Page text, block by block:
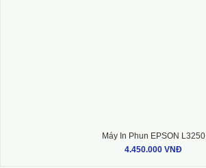
Máy In Phun EPSON L3250
4.450.000 VNĐ